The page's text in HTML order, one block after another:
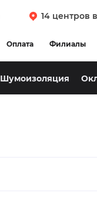
14 центров
Оплата Филиалы
Шумоизоляция